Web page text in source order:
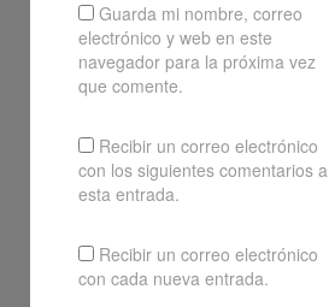
Guarda mi nombre, correo
electrónico y web en este
navegador para la próxima vez
que comente.
Recibir un correo electrónico
con los siguientes comentarios a
esta entrada.
Recibir un correo electrónico
con cada nueva entrada.